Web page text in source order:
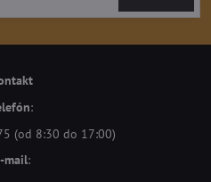
:
(od 8:30 do 17:00)
mail: